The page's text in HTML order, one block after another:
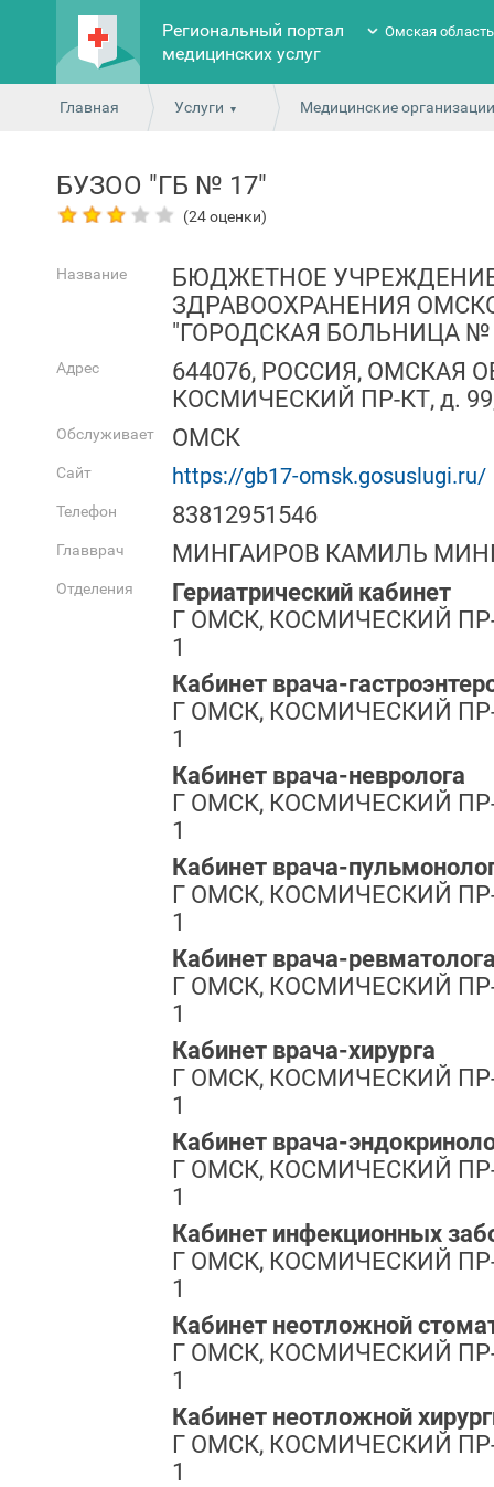
Региональный портал
медицинских услуг
Омская область
Главная Услуги Медицинские
БУЗОО "ГБ № 17"
(24 оценки)
Название
БЮДЖЕТНОЕ
ЗДРАВООХРАНЕНИЯ
"ГОРОДСКАЯ БОЛЬНИЦА №
Адрес
644076, РОССИЯ, ОМСКАЯ
КОСМИЧЕСКИЙ ПР-КТ, д.
Обслуживает ОМСК
Сайт https://gb17-omsk.gosuslugi.ru/
Телефон 83812951546
Главврач МИНГАИРОВ КАМИЛЬ
Отделения
Гериатрический кабинет
Г ОМСК, КОСМИЧЕСКИЙ ПР-
1
Кабинет врача-
Г ОМСК, КОСМИЧЕСКИЙ ПР-
1
Кабинет врача-невролога
Г ОМСК, КОСМИЧЕСКИЙ ПР-
1
Кабинет врача-
Г ОМСК, КОСМИЧЕСКИЙ ПР-
1
Кабинет врача-
Г ОМСК, КОСМИЧЕСКИЙ ПР-
1
Кабинет врача-хирурга
Г ОМСК, КОСМИЧЕСКИЙ ПР-
1
Кабинет врача-
Г ОМСК, КОСМИЧЕСКИЙ ПР-
1
Кабинет инфекционных
Г ОМСК, КОСМИЧЕСКИЙ ПР-
1
Кабинет неотложной
Г ОМСК, КОСМИЧЕСКИЙ ПР-
1
Кабинет неотложной
Г ОМСК, КОСМИЧЕСКИЙ ПР-
1